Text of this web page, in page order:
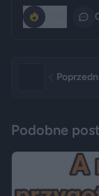
Podobne